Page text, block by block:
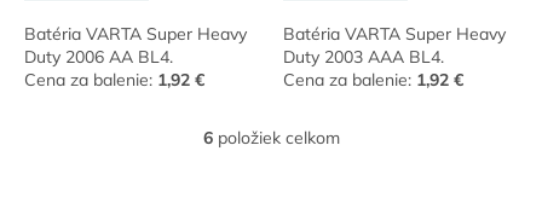
Batéria VARTA Super Heavy
Duty 2006 AA BL4.
Cena za balenie: 1,92 €
Batéria VARTA Super Heavy
Duty 2003 AAA BL4.
Cena za balenie: 1,92 €
O
6položiek celkom